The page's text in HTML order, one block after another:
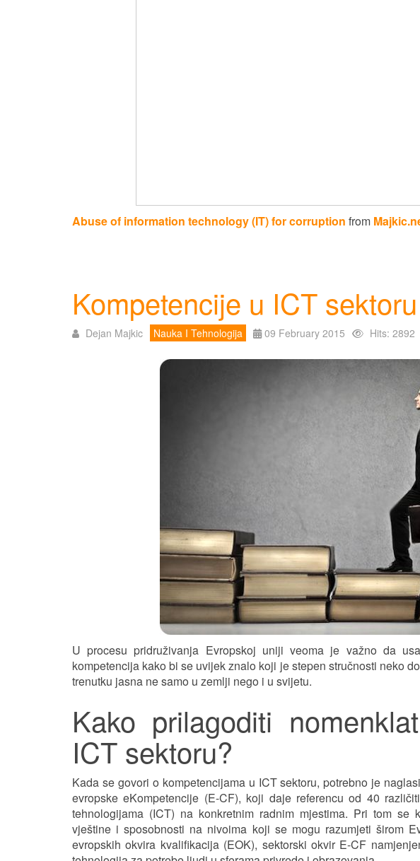
Abuse of information technology (IT) for corruption from
Kompetencije u ICT sektoru
Dejan Majkic Nauka I Tehnologija 09 February 2015 Hits: 2892
U procesu pridruživanja Evropskoj uniji veoma je važno da
kompetencija kako bi se uvijek znalo koji je stepen stručnosti neko
trenutku jasna ne samo u zemlji nego i u svijetu.
Kako prilagoditi
ICT sektoru?
Kada se govori o kompetencijama u ICT sektoru, potrebno je
evropske eKompetencije (E-CF), koji daje referencu od 40
tehnologijama (ICT) na konkretnim radnim mjestima. Pri tom se
vještine i sposobnosti na nivoima koji se mogu razumjeti širom
evropskih okvira kvalifikacija (EOK), sektorski okvir E-CF